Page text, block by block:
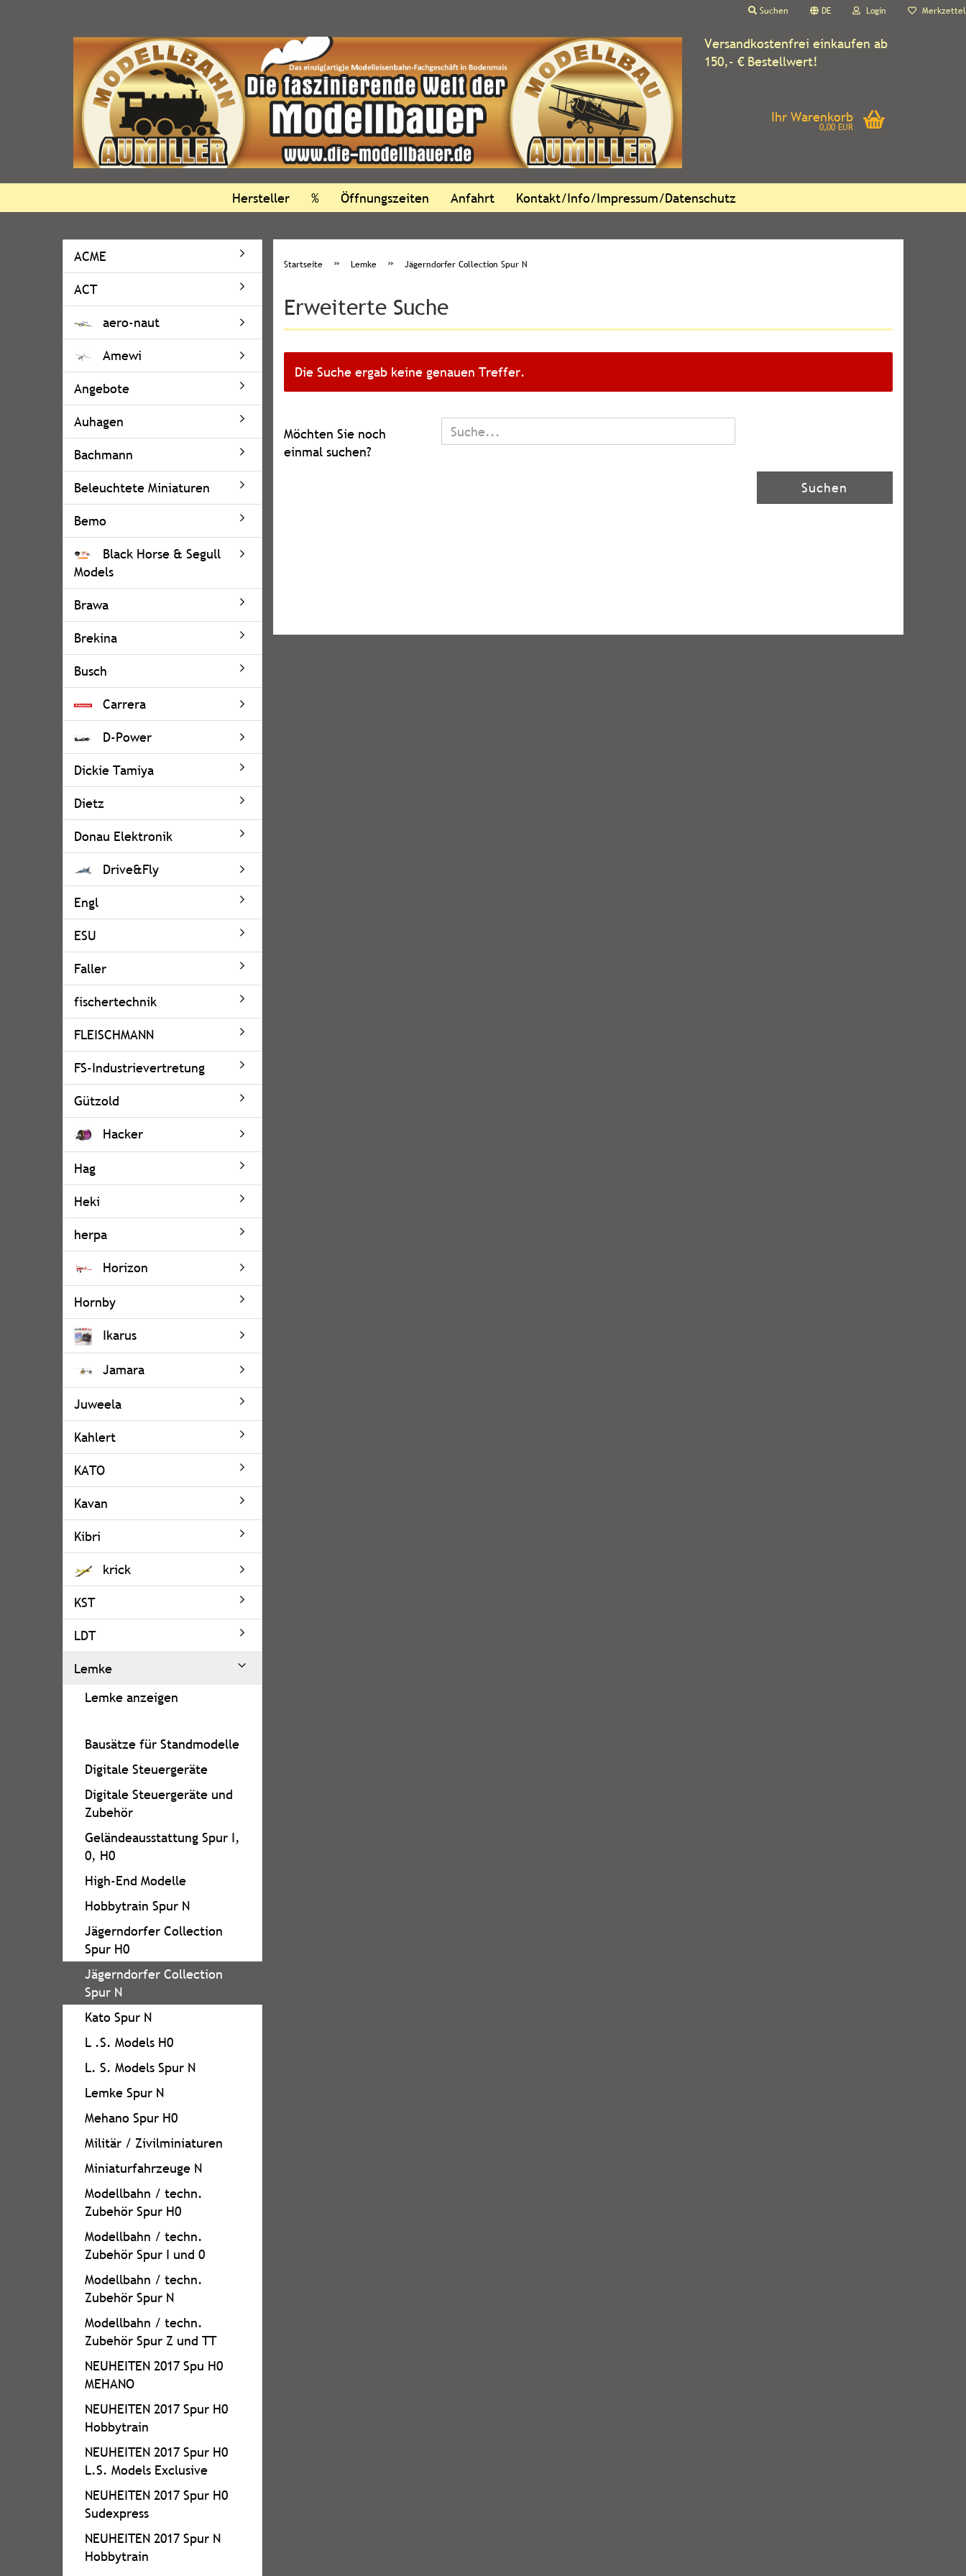
Suchen DE Login Merkzettel
Versandkostenfrei einkaufen ab
150,- € Bestellwert!
Ihr Warenkorb
0,00 EUR
Hersteller % Öffnungszeiten Anfahrt Kontakt/Info/Impressum/Datenschutz
Startseite » Lemke » Jägerndorfer Collection Spur N
Erweiterte Suche
Die Suche ergab keine genauen Treffer.
MÖCHTEN
SIE
NOCH
Möchten Sie noch
einmal suchen?
Suchen
ACME
ACT
aero-naut
Amewi
Angebote
Auhagen
Bachmann
Beleuchtete Miniaturen
Bemo
Black Horse & Segull
Models
Brawa
Brekina
Busch
Carrera
D-Power
Dickie Tamiya
Dietz
Donau Elektronik
Drive&Fly
Engl
ESU
Faller
fischertechnik
FLEISCHMANN
FS-Industrievertretung
Gützold
Hacker
Hag
Heki
herpa
Horizon
Hornby
Ikarus
Jamara
Juweela
Kahlert
KATO
Kavan
Kibri
krick
KST
LDT
Lemke
Lemke anzeigen
Bausätze für Standmodelle
Digitale Steuergeräte
Digitale Steuergeräte und
Zubehör
Geländeausstattung Spur I,
0, H0
High-End Modelle
Hobbytrain Spur N
Jägerndorfer Collection
Spur H0
Jägerndorfer Collection
Spur N
Kato Spur N
L .S. Models H0
L. S. Models Spur N
Lemke Spur N
Mehano Spur H0
Militär / Zivilminiaturen
Miniaturfahrzeuge N
Modellbahn / techn.
Zubehör Spur H0
Modellbahn / techn.
Zubehör Spur I und 0
Modellbahn / techn.
Zubehör Spur N
Modellbahn / techn.
Zubehör Spur Z und TT
NEUHEITEN 2017 Spu H0
MEHANO
NEUHEITEN 2017 Spur H0
Hobbytrain
NEUHEITEN 2017 Spur H0
L.S. Models Exclusive
NEUHEITEN 2017 Spur H0
Sudexpress
NEUHEITEN 2017 Spur N
Hobbytrain